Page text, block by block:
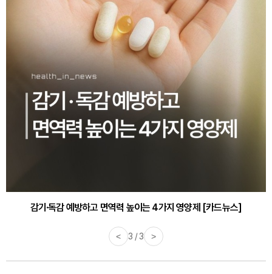
감기·독감 예방하고 면역력 높이는 4가지 영양제 [카드뉴스]
< 3 / 3 >